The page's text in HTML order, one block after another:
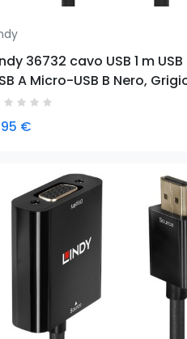
36732 cavo USB 1 m USB
A Micro-USB B Nero,
€